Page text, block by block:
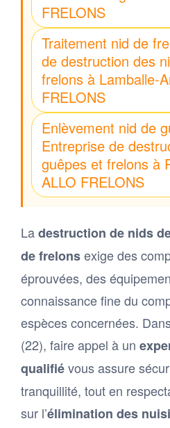
FRELONS
Traitement nid de
de destruction des
frelons à Lamballe-
FRELONS
Enlèvement nid de
Entreprise de
guêpes et frelons à
ALLO FRELONS
Ladestruction de nids
de frelonsexige des
éprouvées, des
connaissance fine du
espèces concernées.
(22), faire appel à un
qualifiévous assure
tranquillité, tout en
sur l’élimination des